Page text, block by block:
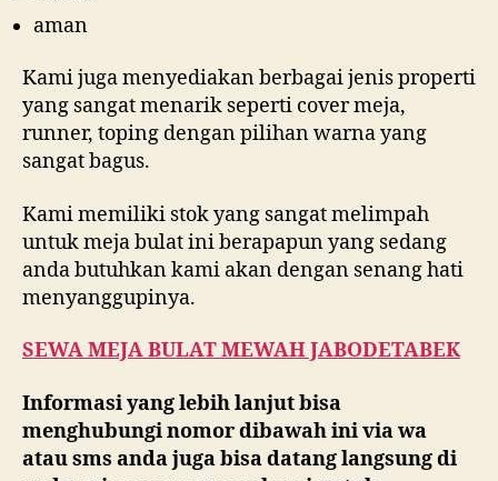
aman
Kami juga menyediakan berbagai jenis properti
yang sangat menarik seperti cover meja,
runner, toping dengan pilihan warna yang
sangat bagus.
Kami memiliki stok yang sangat melimpah
untuk meja bulat ini berapapun yang sedang
anda butuhkan kami akan dengan senang hati
menyanggupinya.
SEWA MEJA BULAT MEWAH JABODETABEK
Informasi yang lebih lanjut bisa
menghubungi nomor dibawah ini via wa
atau sms anda juga bisa datang langsung di